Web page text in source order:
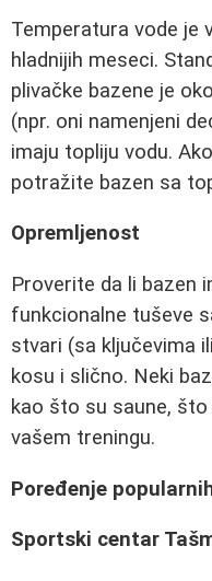
Temperatura vode je
hladnijih meseci.
plivačke bazene je
(npr. oni namenjeni
imaju topliju vodu.
potražite bazen sa
Opremljenost
Proverite da li bazen
funkcionalne tuševe
stvari (sa ključevima
kosu i slično. Neki
kao što su saune,
vašem treningu.
Poređenje
Sportski centar